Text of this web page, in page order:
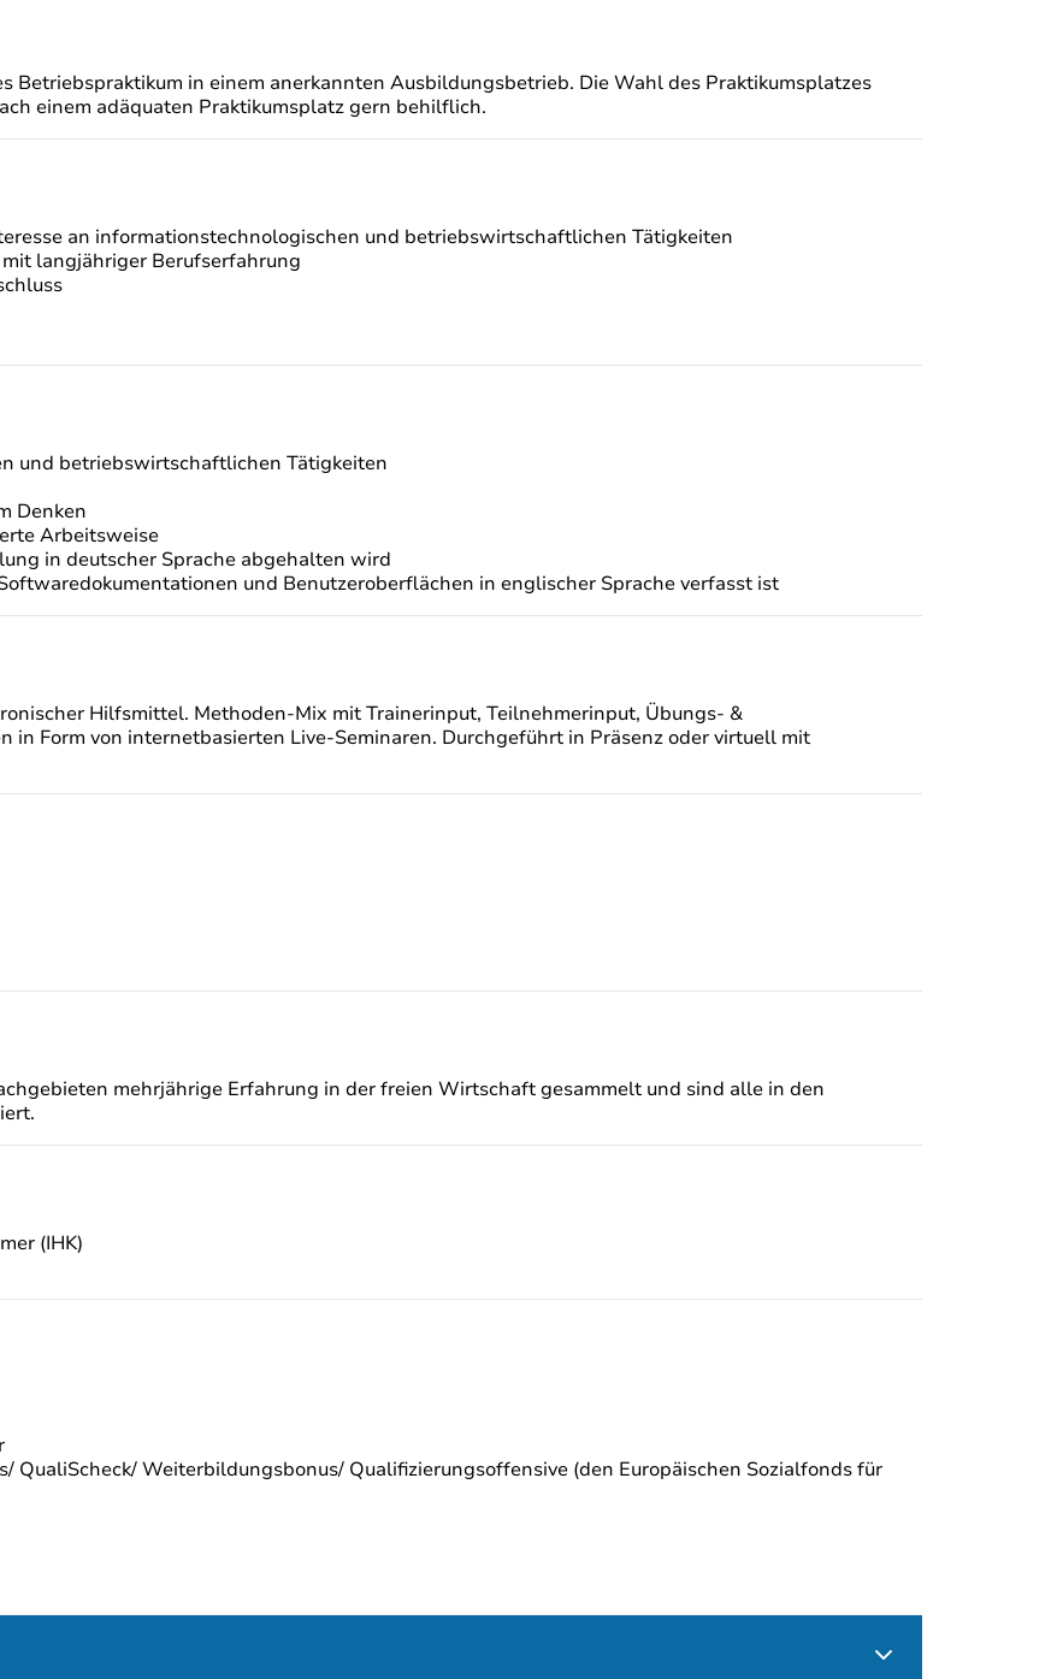
Betriebspraktikum in einem anerkannten Ausbildungsbetrieb. Die Wahl des Praktikumsplatzes
einem adäquaten Praktikumsplatz gern behilflich.
an informationstechnologischen und betriebswirtschaftlichen Tätigkeiten
langjähriger Berufserfahrung
und betriebswirtschaftlichen Tätigkeiten
Denken
Arbeitsweise
in deutscher Sprache abgehalten wird
und Benutzeroberflächen in englischer Sprache verfasst ist
Hilfsmittel. Methoden-Mix mit Trainerinput, Teilnehmerinput, Übungs- &
in Form von internetbasierten Live-Seminaren. Durchgeführt in Präsenz oder virtuell mit
mehrjährige Erfahrung in der freien Wirtschaft gesammelt und sind alle in den
(IHK)
QualiScheck/ Weiterbildungsbonus/ Qualifizierungsoffensive (den Europäischen Sozialfonds für